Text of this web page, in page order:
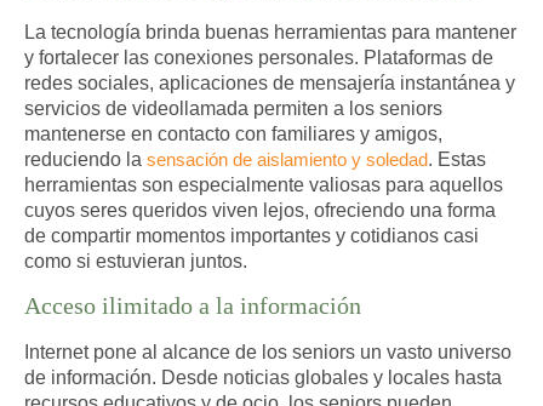
La tecnología brinda buenas herramientas para mantener
y fortalecer las conexiones personales. Plataformas de
redes sociales, aplicaciones de mensajería instantánea y
servicios de videollamada permiten a los seniors
mantenerse en contacto con familiares y amigos,
reduciendo la sensación de aislamiento y soledad. Estas
herramientas son especialmente valiosas para aquellos
cuyos seres queridos viven lejos, ofreciendo una forma
de compartir momentos importantes y cotidianos casi
como si estuvieran juntos.
Acceso ilimitado a la información
Internet pone al alcance de los seniors un vasto universo
de información. Desde noticias globales y locales hasta